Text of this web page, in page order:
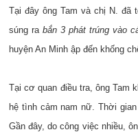
Tại đây ông Tam và chị N. đã
súng rabắn 3 phát trúng vào
huyện An Minh ập đến khống
Tại cơ quan điều tra, ông Tam
hệ tình cảm nam nữ. Thời
Gần đây, do công việc nhiều,